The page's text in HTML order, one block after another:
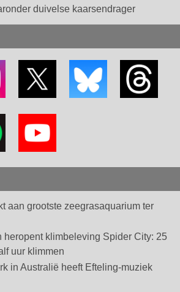
duivelse kaarsendrager
aan grootste zeegrasaquarium ter
heropent klimbeleving Spider City: 25
uur klimmen
in Australië heeft Efteling-muziek